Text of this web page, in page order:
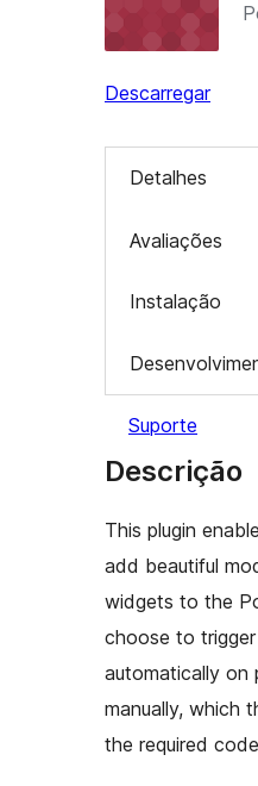
Descarregar
Detalhes
Avaliações
Instalação
Suporte
Descrição
This plugin
add beautiful
widgets to the
choose to
automatically on
manually, which
the required